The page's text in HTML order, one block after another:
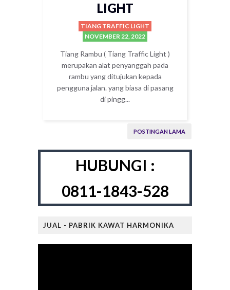
LIGHT
TIANG TRAFFIC LIGHT
NOVEMBER 22, 2022
Tiang Rambu ( Tiang Traffic Light )
merupakan alat penyanggah pada
rambu yang ditujukan kepada
pengguna jalan. yang biasa di pasang
di pingg...
POSTINGAN LAMA
HUBUNGI :
0811-1843-528
JUAL - PABRIK KAWAT HARMONIKA